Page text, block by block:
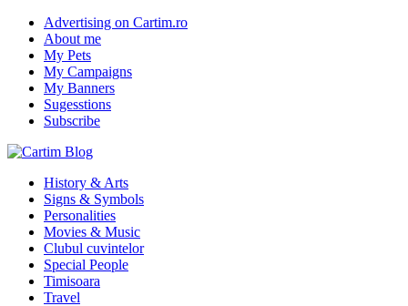
Advertising on Cartim.ro
About me
My Pets
My Campaigns
My Banners
Sugesstions
Subscribe
History & Arts
Signs & Symbols
Personalities
Movies & Music
Clubul cuvintelor
Special People
Timisoara
Travel